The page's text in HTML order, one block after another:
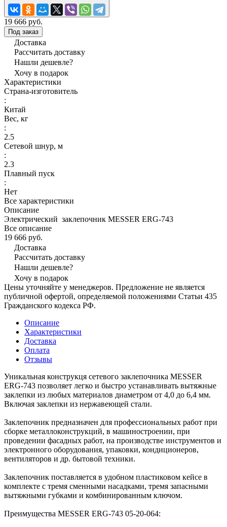
19 666 руб.
Под заказ
Доставка
Рассчитать доставку
Нашли дешевле?
Хочу в подарок
Характеристики
Страна-изготовитель
:
Китай
Вес, кг
:
2.5
Сетевой шнур, м
:
2.3
Плавный пуск
:
Нет
Все характеристики
Описание
Электрический заклепочник MESSER ERG-743
Все описание
19 666 руб.
Доставка
Рассчитать доставку
Нашли дешевле?
Хочу в подарок
Цены уточняйте у менеджеров. Предложение не является
публичной офертой, определяемой положениями Статьи 435
Гражданского кодекса РФ.
Описание
Характеристики
Доставка
Оплата
Отзывы
Уникальная конструкця сетевого заклепочника MESSER
ERG-743 позволяет легко и быстро устанавливать вытяжные
заклепки из любых материалов диаметром от 4,0 до 6,4 мм.
Включая заклепки из нержавеющей стали.
Заклепочник предназначен для профессиональных работ при
сборке металлоконструкций, в машиностроении, при
проведении фасадных работ, на производстве инструментов и
электронного оборудования, упаковки, кондиционеров,
вентиляторов и др. бытовой техники.
Заклепочник поставляется в удобном пластиковом кейсе в
комплекте с тремя сменными насадками, тремя запасными
вытяжными губками и комбинированным ключом.
Преимущества MESSER ERG-743 05-20-064: